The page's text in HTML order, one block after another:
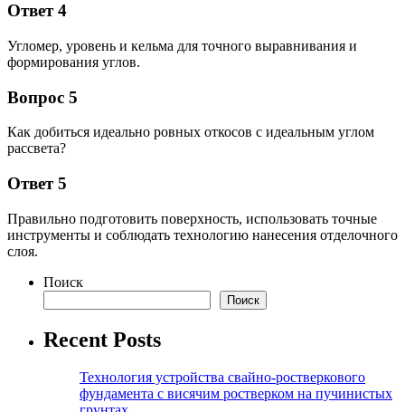
Ответ 4
Угломер, уровень и кельма для точного выравнивания и
формирования углов.
Вопрос 5
Как добиться идеально ровных откосов с идеальным углом
рассвета?
Ответ 5
Правильно подготовить поверхность, использовать точные
инструменты и соблюдать технологию нанесения отделочного
слоя.
Поиск
Поиск
Recent Posts
Технология устройства свайно-ростверкового
фундамента с висячим ростверком на пучинистых